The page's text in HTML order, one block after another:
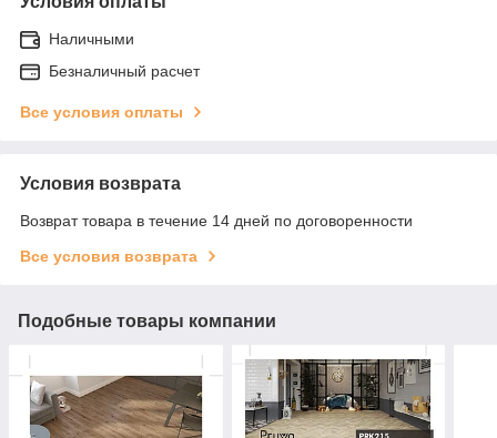
Наличными
Безналичный расчет
Все условия оплаты
Условия возврата
Возврат товара в течение 14 дней по договоренности
Все условия возврата
Подобные товары компании